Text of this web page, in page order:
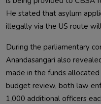
He stated that asylum
During the parliamentary
Anandasangari also
made in the funds
budget review, both law
1,000 additional officers